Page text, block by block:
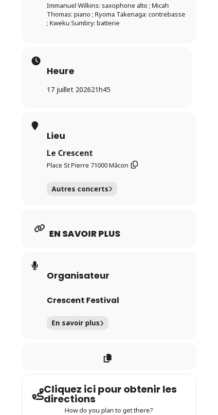
Immanuel Wilkins: saxophone alto ; Micah
Thomas: piano ; Ryoma Takenaga: contrebasse
; Kweku Sumbry: batterie
Heure
17 juillet 202621h45
Lieu
Le Crescent
Place St Pierre 71000 Mâcon
Autres concerts
EN SAVOIR PLUS
Organisateur
Crescent Festival
En savoir plus
Cliquez ici pour obtenir les
directions
How do you plan to get there?